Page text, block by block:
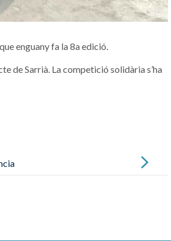
enguany fa la 8a edició.
de Sarrià. La competició solidària s’ha